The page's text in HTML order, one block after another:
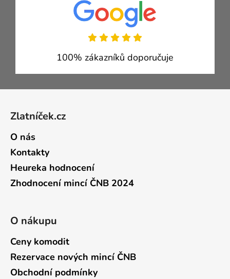
100% zákazníků doporučuje
Zlatníček.cz
O nás
Kontakty
Heureka hodnocení
Zhodnocení mincí ČNB 2024
O nákupu
Ceny komodit
Rezervace nových mincí ČNB
Obchodní podmínky